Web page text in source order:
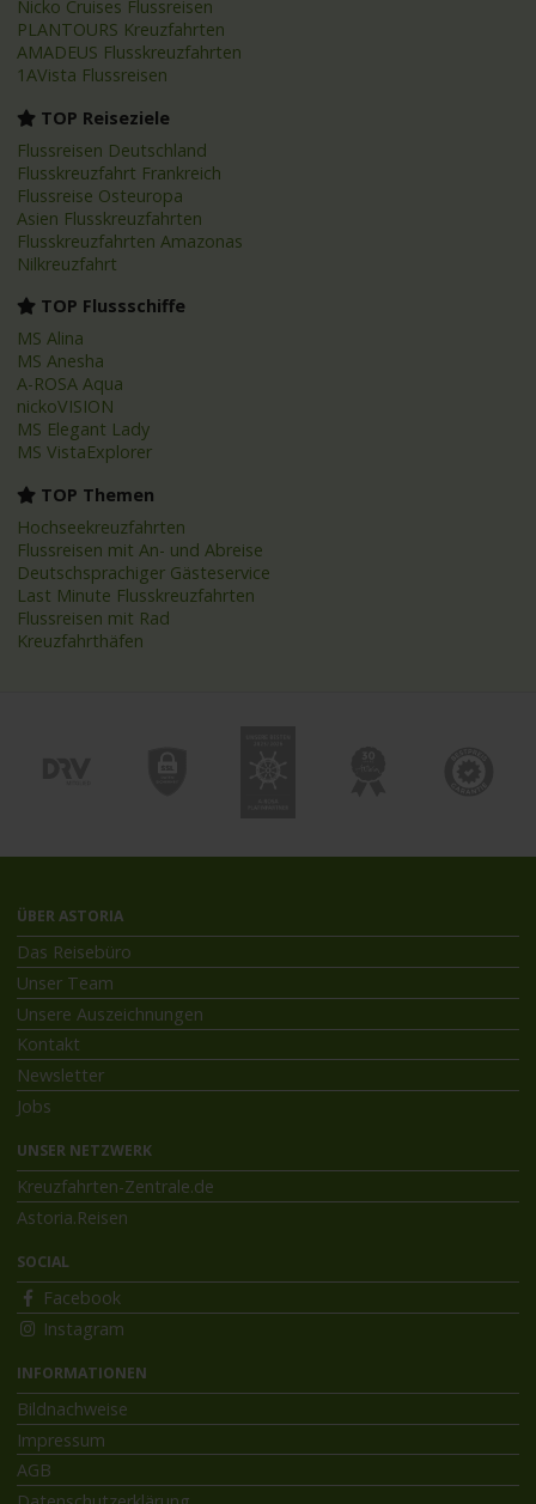
Nicko Cruises Flussreisen
PLANTOURS Kreuzfahrten
AMADEUS Flusskreuzfahrten
1AVista Flussreisen
TOP Reiseziele
Flussreisen Deutschland
Flusskreuzfahrt Frankreich
Flussreise Osteuropa
Asien Flusskreuzfahrten
Flusskreuzfahrten Amazonas
Nilkreuzfahrt
TOP Flussschiffe
MS Alina
MS Anesha
A-ROSA Aqua
nickoVISION
MS Elegant Lady
MS VistaExplorer
TOP Themen
Hochseekreuzfahrten
Flussreisen mit An- und Abreise
Deutschsprachiger Gästeservice
Last Minute Flusskreuzfahrten
Flussreisen mit Rad
Kreuzfahrthäfen
ÜBER ASTORIA
Das Reisebüro
Unser Team
Unsere Auszeichnungen
Kontakt
Newsletter
Jobs
UNSER NETZWERK
Kreuzfahrten-Zentrale.de
Astoria.Reisen
SOCIAL
Facebook
Instagram
INFORMATIONEN
Bildnachweise
Impressum
AGB